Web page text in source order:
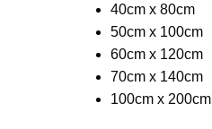
40cm x 80cm
50cm x 100cm
60cm x 120cm
70cm x 140cm
100cm x 200cm